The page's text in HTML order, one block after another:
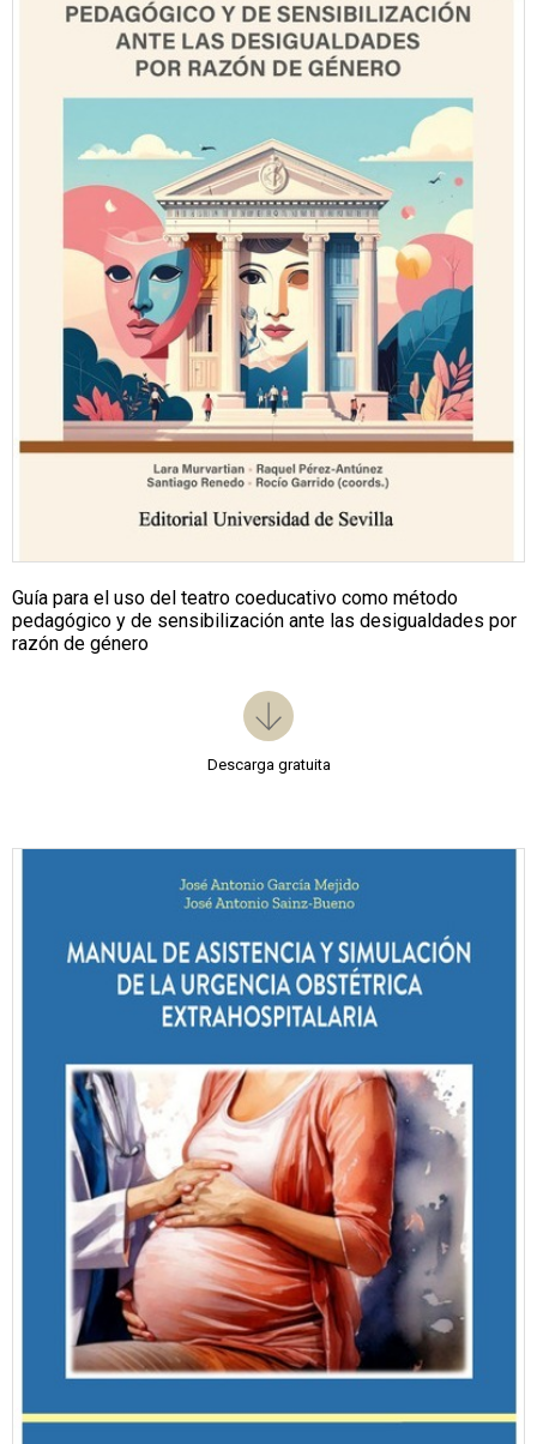
Guía para el uso del teatro coeducativo como método
pedagógico y de sensibilización ante las desigualdades por
razón de género
Descarga gratuita